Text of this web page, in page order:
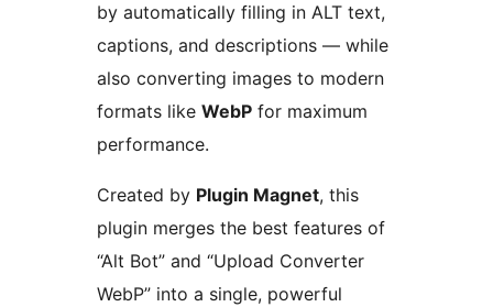
by automatically filling in ALT text,
captions, and descriptions — while
also converting images to modern
formats like WebP for maximum
performance.
Created by Plugin Magnet, this
plugin merges the best features of
“Alt Bot” and “Upload Converter
WebP” into a single, powerful